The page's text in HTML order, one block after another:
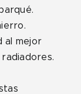
al mejor